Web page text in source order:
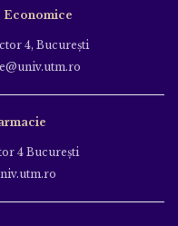
Economice
4, Bucureşti
4 Bucureşti